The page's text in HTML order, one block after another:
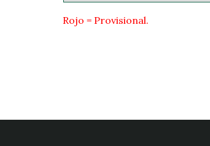
Rojo = Provisional.